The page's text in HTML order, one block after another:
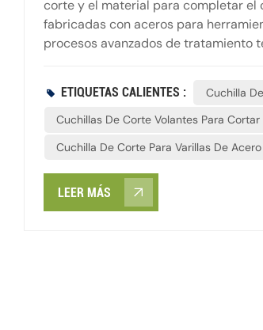
corte y el material para completar el
fabricadas con aceros para
procesos avanzados de tratamiento
de alta frecuencia, desde colada
hasta perfiles, tiras y alambres a
ETIQUETAS CALIENTES : Cuchilla
Cuchillas De Corte Volantes Para
Cuchilla De Corte Para Varillas De Acero
LEER MÁS